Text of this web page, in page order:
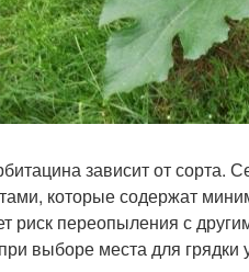
зависит от
которые содержат
риск переопыления с
выборе места для грядки